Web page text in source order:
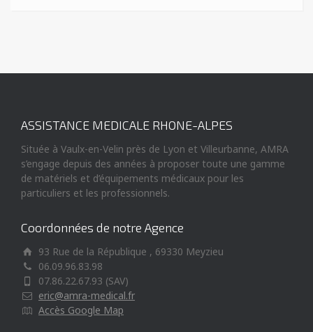
ASSISTANCE MEDICALE RHONE-ALPES
Située à Vaulx-en-Velin près de Lyon et Villeurbanne, AMRA
s’engage depuis des années à proposer toute une gamme
de matériels et d’équipements médicaux pour les
particuliers et les professionnels.
Coordonnées de notre Agence
93 Rue de la République , 69330 Meyzieu
06.09.96.83.98
07.86.22.67.93 (SAV)
eric@amra-medical.fr
Accès Google Map